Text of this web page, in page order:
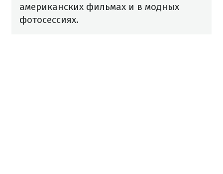
американских фильмах и в модных
фотосессиях.